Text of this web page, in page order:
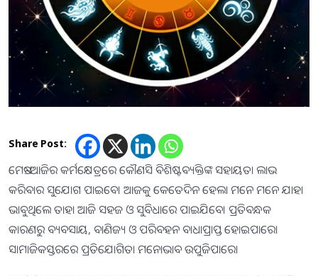
Share Post:
ମେଷ:-ଆଜିର କର୍ମକ୍ଷେତ୍ରରେ କୌଣସି ବିଶିଷ୍ଟବ୍ୟକ୍ତିଙ୍କ ସହାୟତା ଲାଭ
କରିବାର ସୁଯୋଗ ପାଇବେ। ଆଜକୁ କେତେଦିନ ହେଲା ମନେ ମନେ ଯାହା
ଭାବୁଥିଲେ ତାହା ଆଜି ସହଜ ଓ ସୁବିଧାରେ ପାଇଯିବେ। ପ୍ରତିବନ୍ଧକ
କାରଣରୁ ବ୍ୟବସାୟ, ବାଣିଜ୍ୟ ଓ ପରିବହନ ବାଧାପ୍ରାପ୍ତ ହୋଇପାରେ।
ସାମାଜିକସ୍ତରରେ ପ୍ରତିଯୋଗିତା ମନୋଭାବ ଉପୁଜିପାରେ।